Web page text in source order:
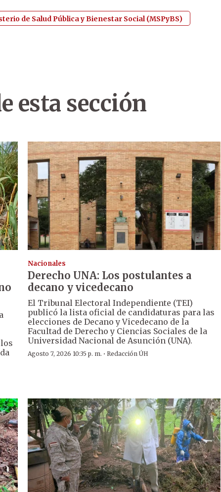
de Salud Pública y Bienestar Social (MSPyBS)
esta sección
Nacionales
Derecho UNA: Los postulantes a
decano y vicedecano
El Tribunal Electoral Independiente (TEI)
publicó la lista oficial de candidaturas para las
elecciones de Decano y Vicedecano de la
Facultad de Derecho y Ciencias Sociales de la
Universidad Nacional de Asunción (UNA).
Agosto 7, 2026 10:35 p. m. ·Redacción ÚH